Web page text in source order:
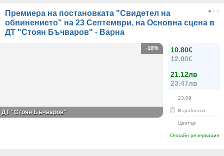
Премиера на постановката "Свидетел на
обвинението" на 23 Септември, на Основна сцена в
ДТ "Стоян Бъчваров" - Варна
10.80€
12.00€
21.12лв
23.47лв
23.09
8 грабнати
Център
Онлайн резервация
-10%
ДТ "Стоян Бъчваров"